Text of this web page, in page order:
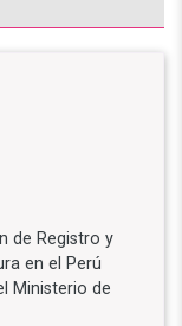
de Registro y
en el Perú
Ministerio de